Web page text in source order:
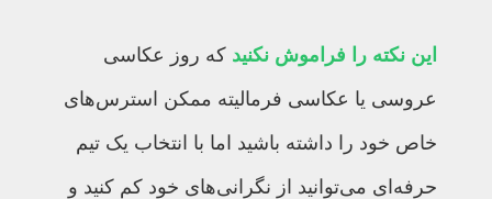
این نکته را فراموش نکنید که روز عکاسی
عروسی یا عکاسی فرمالیته ممکن استرس‌های
خاص خود را داشته باشید اما با انتخاب یک تیم
حرفه‌ای می‌توانید از نگرانی‌های خود کم کنید و